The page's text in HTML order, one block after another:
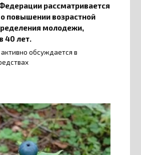
рассматривается
повышении возрастной
молодежи,
40 лет.
обсуждается в